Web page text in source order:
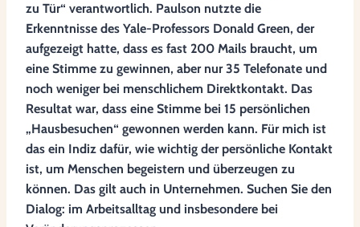
zu Tür“ verantwortlich. Paulson nutzte die
Erkenntnisse des Yale-Professors Donald Green, der
aufgezeigt hatte, dass es fast 200 Mails braucht, um
eine Stimme zu gewinnen, aber nur 35 Telefonate und
noch weniger bei menschlichem Direktkontakt. Das
Resultat war, dass eine Stimme bei 15 persönlichen
„Hausbesuchen“ gewonnen werden kann. Für mich ist
das ein Indiz dafür, wie wichtig der persönliche Kontakt
ist, um Menschen begeistern und überzeugen zu
können. Das gilt auch in Unternehmen. Suchen Sie den
Dialog: im Arbeitsalltag und insbesondere bei